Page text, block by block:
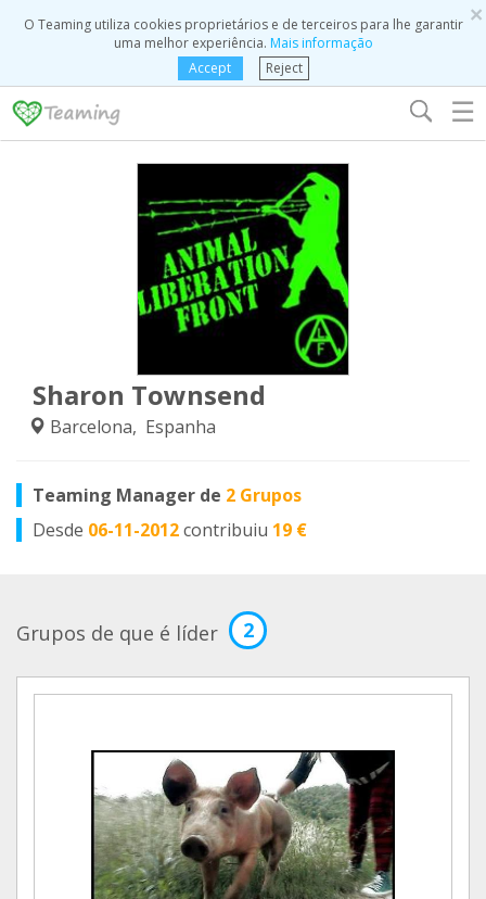
×
O Teaming utiliza cookies proprietários e de terceiros para lhe garantir
uma melhor experiência. Mais informação
Accept
Reject
☰
Sharon Townsend
Barcelona, Espanha
Teaming Manager de 2 Grupos
Desde 06-11-2012contribuiu 19 €
Grupos de que é líder 2